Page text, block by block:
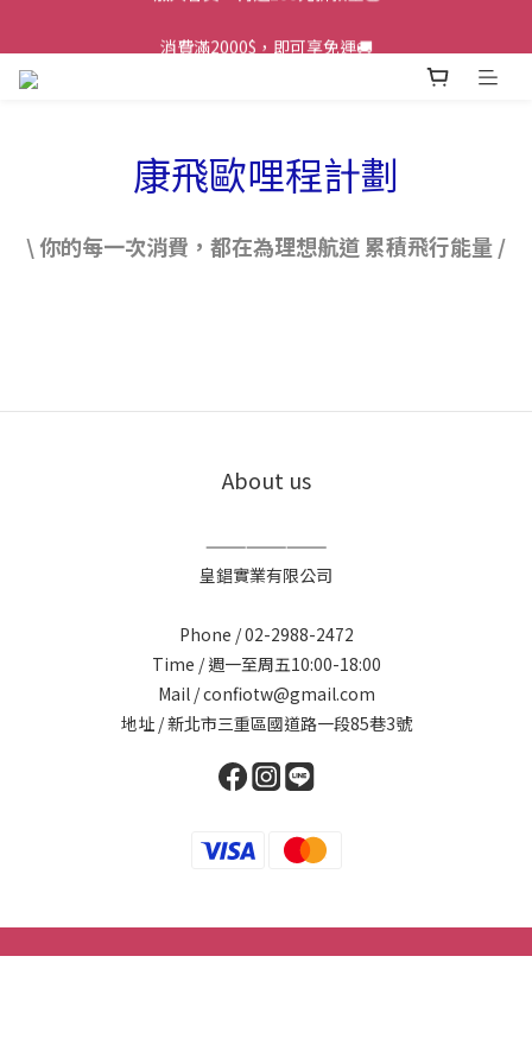
消費滿2000$，即可享免運🚚
康飛歐哩程計劃
\ 你的每一次消費，都在為理想航道 累積飛行能量 /
About us
—————————
皇錩實業有限公司
Phone / 02-2988-2472
Time / 週一至周五10:00-18:00
Mail / confiotw@gmail.com
地址 / 新北市三重區國道路一段85巷3號